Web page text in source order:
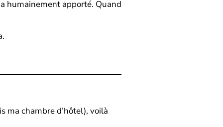
humainement apporté. Quand
ma chambre d’hôtel), voilà